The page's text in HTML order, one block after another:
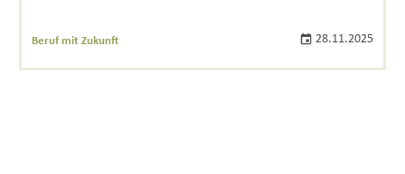
Beruf mit Zukunft 28.11.2025